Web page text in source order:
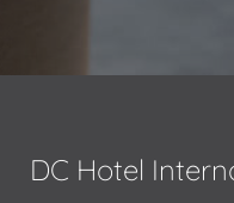
DC Hotel